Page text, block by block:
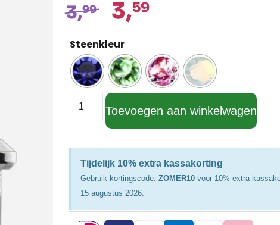
3,99 3,59
Steenkleur
Toevoegen aan winkelwagen
Tijdelijk 10% extra kassakorting
Gebruik kortingscode: ZOMER10voor 10% extra
15 augustus 2026.